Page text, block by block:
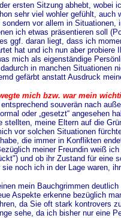
ersten Sitzung abhebt, wobei
sehr viel wohler gefühlt,
vor allem in
ich etwas präsentieren soll
ggf. daran liegt, dass ich
hat und ich nun aber
mich als eigenständige
in manchen Situationen
gefärbt anstatt Ausdruck
mich bzw. war mein
souverän nach
oder „gesetzt“ angesehen
meine Eltern auf die
vor solchen Situationen
die immer in Konflikten
meiner Freundin weiß
und ob ihr Zustand für eine
noch ich in der Lage waren,
mein Bauchgrimmen
Aspekte erkenne bezüglich
da Sie oft stark kontrovers
sehe, da ich bisher nur eine